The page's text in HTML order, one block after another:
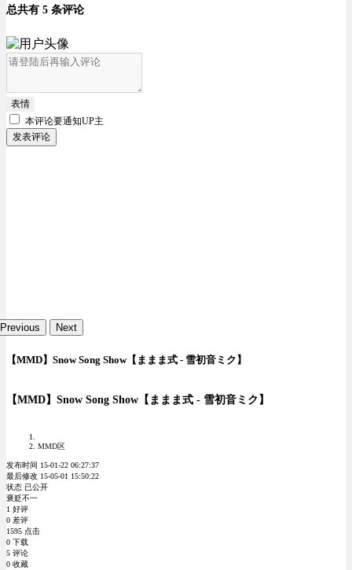
总共有 5 条评论
表情
本评论要通知UP主
发表评论
Previous Next
【MMD】Snow Song Show【ままま式 - 雪初音ミク】
【MMD】Snow Song Show【ままま式 - 雪初音ミク】
MMD区
发布时间 15-01-22 06:27:37
最后修改 15-05-01 15:50:22
状态 已公开
褒贬不一
1 好评
0 差评
1595 点击
0 下载
5 评论
0 收藏